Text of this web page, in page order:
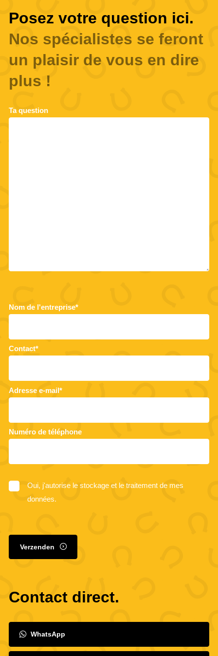
Posez votre question ici.
Nos spécialistes se feront
un plaisir de vous en dire
plus !
Ta question
Nom de l'entreprise*
Contact*
Adresse e-mail*
Numéro de téléphone
Oui, j'autorise le stockage et le traitement de mes
données.
Verzenden
Contact direct.
WhatsApp